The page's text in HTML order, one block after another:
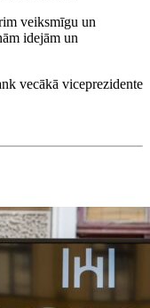
veiksmīgu un
idejām un
vecākā viceprezidente